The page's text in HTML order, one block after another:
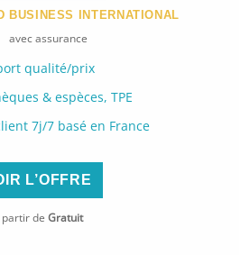
BUSINESS INTERNATIONAL
avec assurance
qualité/prix
& espèces, TPE
7j/7 basé en France
L’OFFRE
de Gratuit